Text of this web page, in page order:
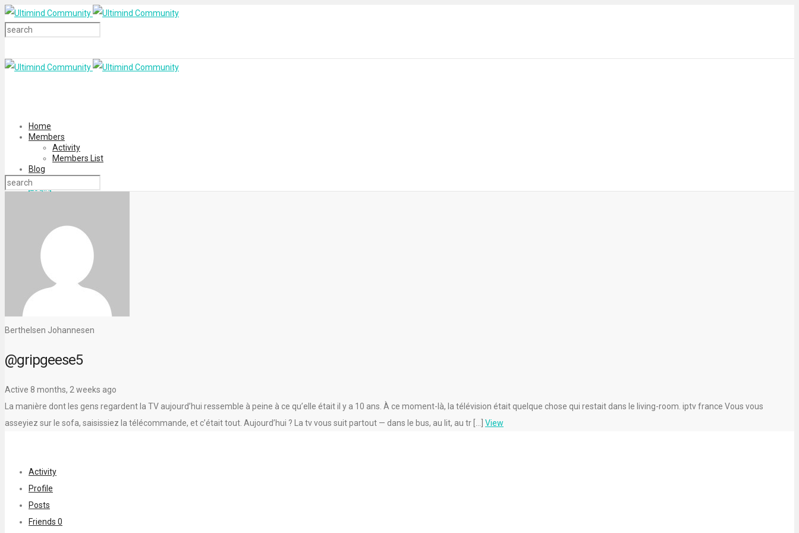
Home
Members
Activity
Members List
Blog
Login
Berthelsen Johannesen
@gripgeese5
Active 8 months, 2 weeks ago
La manière dont les gens regardent la TV aujourd’hui ressemble à peine à ce qu’elle était il y a 10 ans. À ce moment-là, la télévision était quelque chose qui restait dans le living-room. iptv france Vous vous
asseyiez sur le sofa, saisissiez la télécommande, et c’était tout. Aujourd’hui ? La tv vous suit partout — dans le bus, au lit, au tr […] View
Activity
Profile
Posts
Friends 0